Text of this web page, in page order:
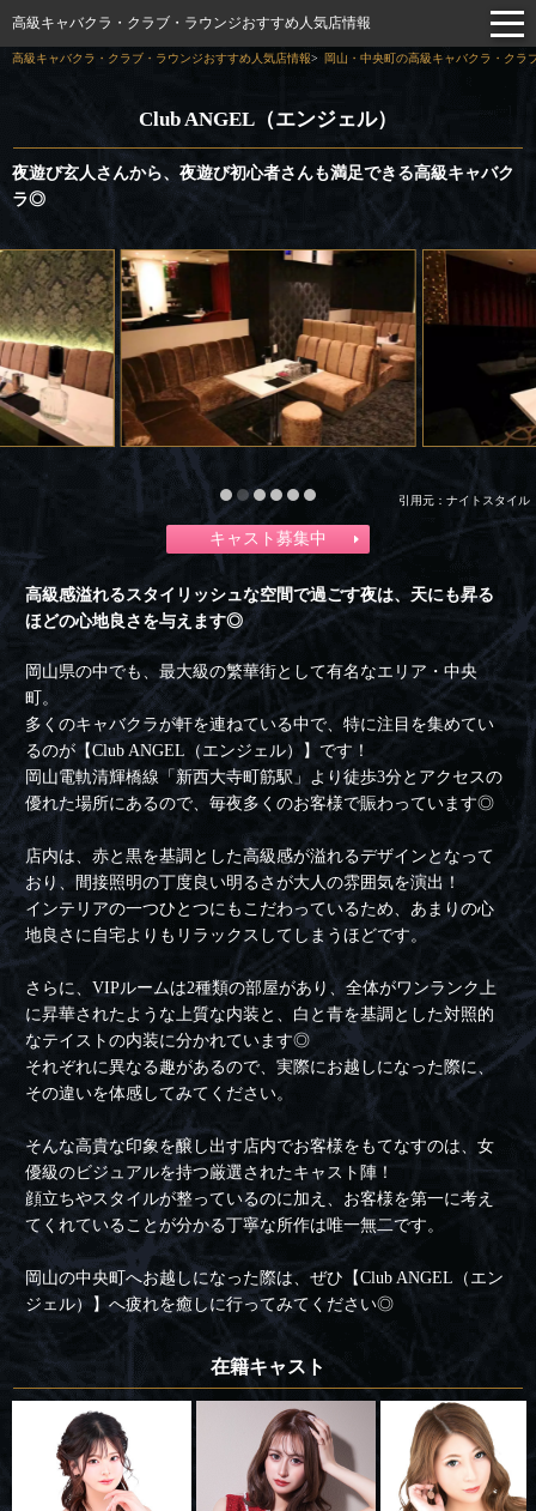
高級キャバクラ・クラブ・ラウンジおすすめ人気店情報
高級キャバクラ・クラブ・ラウンジおすすめ人気店情報 岡山・中央町の高級キャバクラ・クラ
Club ANGEL（エンジェル）
夜遊び玄人さんから、夜遊び初心者さんも満足できる高級キャバク
ラ◎
引用元：ナイトスタイル
キャスト募集中
高級感溢れるスタイリッシュな空間で過ごす夜は、天にも昇る
ほどの心地良さを与えます◎
岡山県の中でも、最大級の繁華街として有名なエリア・中央
町。
多くのキャバクラが軒を連ねている中で、特に注目を集めてい
るのが【Club ANGEL（エンジェル）】です！
岡山電軌清輝橋線「新西大寺町筋駅」より徒歩3分とアクセスの
優れた場所にあるので、毎夜多くのお客様で賑わっています◎
店内は、赤と黒を基調とした高級感が溢れるデザインとなって
おり、間接照明の丁度良い明るさが大人の雰囲気を演出！
インテリアの一つひとつにもこだわっているため、あまりの心
地良さに自宅よりもリラックスしてしまうほどです。
さらに、VIPルームは2種類の部屋があり、全体がワンランク上
に昇華されたような上質な内装と、白と青を基調とした対照的
なテイストの内装に分かれています◎
それぞれに異なる趣があるので、実際にお越しになった際に、
その違いを体感してみてください。
そんな高貴な印象を醸し出す店内でお客様をもてなすのは、女
優級のビジュアルを持つ厳選されたキャスト陣！
顔立ちやスタイルが整っているのに加え、お客様を第一に考え
てくれていることが分かる丁寧な所作は唯一無二です。
岡山の中央町へお越しになった際は、ぜひ【Club ANGEL（エン
ジェル）】へ疲れを癒しに行ってみてください◎
在籍キャスト